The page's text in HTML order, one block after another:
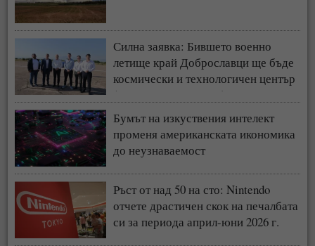
Силна заявка: Бившето военно
летище край Доброславци ще бъде
космически и технологичен център
(СНИМКИ + ВИДЕО)
Бумът на изкуствения интелект
променя американската икономика
до неузнаваемост
Ръст от над 50 на сто: Nintendo
отчете драстичен скок на печалбата
си за периода април-юни 2026 г.